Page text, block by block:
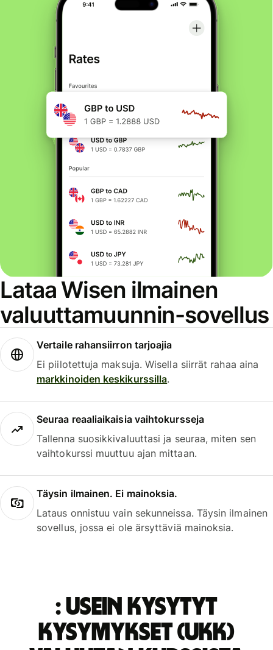
Lataa Wisen ilmainen
valuuttamuunnin-sovellus
Vertaile rahansiirron tarjoajia
Ei piilotettuja maksuja. Wisella siirrät rahaa aina
markkinoiden keskikurssilla.
Seuraa reaaliaikaisia vaihtokursseja
Tallenna suosikkivaluuttasi ja seuraa, miten sen
vaihtokurssi muuttuu ajan mittaan.
Täysin ilmainen. Ei mainoksia.
Lataus onnistuu vain sekunneissa. Täysin ilmainen
sovellus, jossa ei ole ärsyttäviä mainoksia.
: Usein kysytyt
kysymykset (UKK)